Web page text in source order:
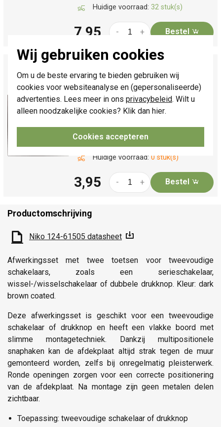
Wij gebruiken cookies
Om u de beste ervaring te bieden gebruiken wij
cookies voor websiteanalyse en (gepersonaliseerde)
advertenties. Lees meer in ons privacybeleid. Wilt u
alleen noodzakelijke cookies? Klik dan hier.
Cookies accepteren
Huidige voorraad: 32 stuk(s)
7,95 +
- Bestel
Niko afdekraam 1-voudig Intense dark brown
coated (135-76100)
Enkelvoudig afdekraam, serie: Intense,
afwerkingskleur: dark brown coated.
Afmetingen: 83 x 83 x 8.9 mm.
informatie »
Verwachte levertijd:
Huidige voorraad: 0 stuk(s)
3,95 +
- Bestel
Productomschrijving
Niko 124-61505 datasheet
Afwerkingsset met twee toetsen voor tweevoudige
schakelaars, zoals een serieschakelaar,
wissel-/wisselschakelaar of dubbele drukknop. Kleur: dark
brown coated.
Deze afwerkingsset is geschikt voor een tweevoudige
schakelaar of drukknop en heeft een vlakke boord met
slimme montagetechniek. Dankzij multipositionele
snaphaken kan de afdekplaat altijd strak tegen de muur
gemonteerd worden, zelfs bij onregelmatig pleisterwerk.
Ronde openingen zorgen voor een correcte positionering
van de afdekplaat. Na montage zijn geen metalen delen
zichtbaar.
Toepassing: tweevoudige schakelaar of drukknop